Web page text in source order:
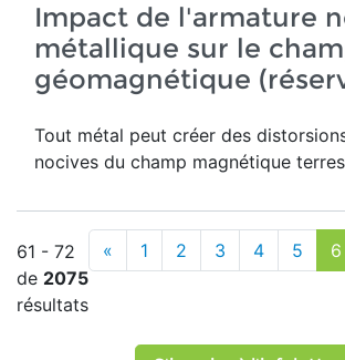
Impact de l'armature
métallique sur le
géomagnétique
Tout métal peut créer des
nocives du champ magnétique
61 - 72
de 2075
résultats
« 1 2 3 4 5 6